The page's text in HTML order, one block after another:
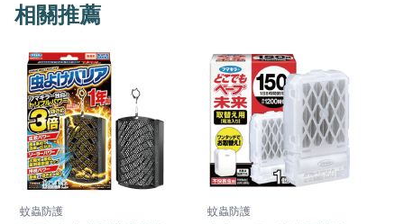
相關推薦
蚊蟲防護 蚊蟲防護